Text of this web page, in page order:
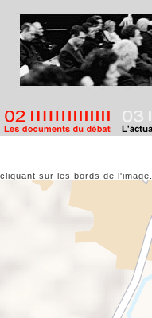
sur les bords de l'image.